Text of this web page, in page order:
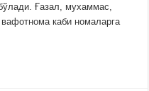
Ғазал, мухаммас,
каби номаларга